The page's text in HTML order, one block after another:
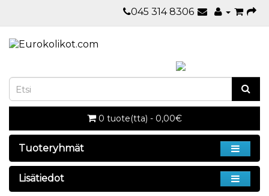
045 314 8306
0 tuote(tta) - 0,00€
Tuoteryhmät
Lisätiedot